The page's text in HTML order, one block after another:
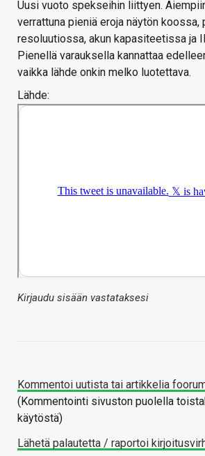
Uusi vuoto spekseihin liittyen.
verrattuna pieniä eroja näytön koossa,
resoluutiossa, akun kapasiteetissa ja
Pienellä varauksella kannattaa
vaikka lähde onkin melko luotettava.
Lähde:
Kirjaudu sisään vastataksesi
Kommentoi uutista tai artikkelia
(Kommentointi sivuston puolella
käytöstä)
Lähetä palautetta / raportoi